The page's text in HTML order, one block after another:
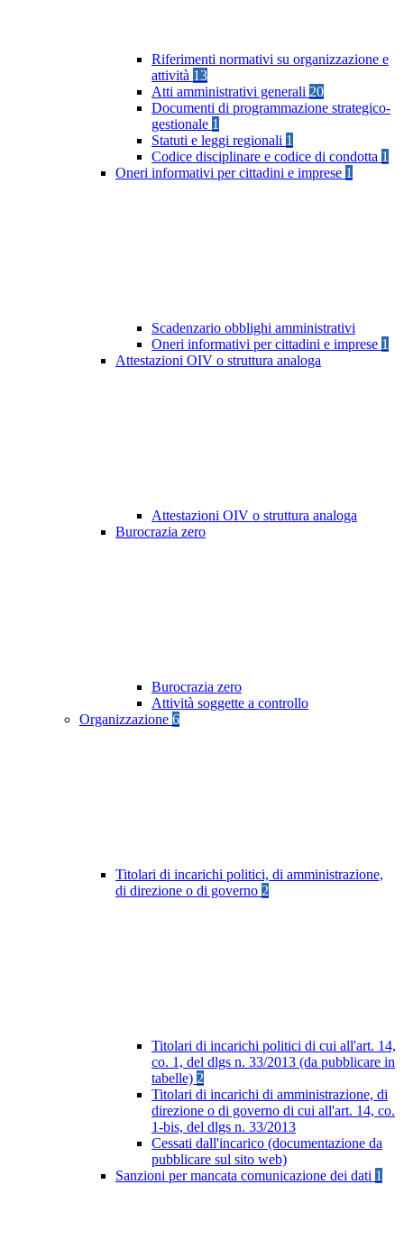
Riferimenti normativi su organizzazione e
attività 13
Atti amministrativi generali 20
Documenti di programmazione strategico-
gestionale 1
Statuti e leggi regionali 1
Codice disciplinare e codice di condotta 1
Oneri informativi per cittadini e imprese 1
Scadenzario obblighi amministrativi
Oneri informativi per cittadini e imprese 1
Attestazioni OIV o struttura analoga
Attestazioni OIV o struttura analoga
Burocrazia zero
Burocrazia zero
Attività soggette a controllo
Organizzazione 6
Titolari di incarichi politici, di amministrazione,
di direzione o di governo 2
Titolari di incarichi politici di cui all'art. 14,
co. 1, del dlgs n. 33/2013 (da pubblicare in
tabelle) 2
Titolari di incarichi di amministrazione, di
direzione o di governo di cui all'art. 14, co.
1-bis, del dlgs n. 33/2013
Cessati dall'incarico (documentazione da
pubblicare sul sito web)
Sanzioni per mancata comunicazione dei dati 1